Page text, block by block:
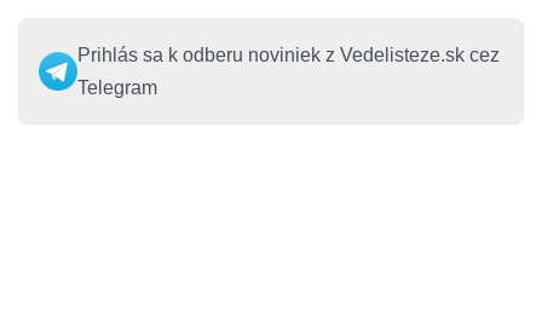
Prihlás sa k odberu noviniek z Vedelisteze.sk cez
Telegram